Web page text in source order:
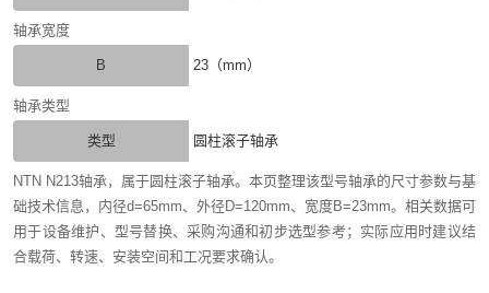
轴承宽度
B 23（mm）
轴承类型
类型 圆柱滚子轴承
NTN N213轴承，属于圆柱滚子轴承。本页整理该型号轴承的尺寸参数与基
础技术信息，内径d=65mm、外径D=120mm、宽度B=23mm。相关数据可
用于设备维护、型号替换、采购沟通和初步选型参考；实际应用时建议结
合载荷、转速、安装空间和工况要求确认。